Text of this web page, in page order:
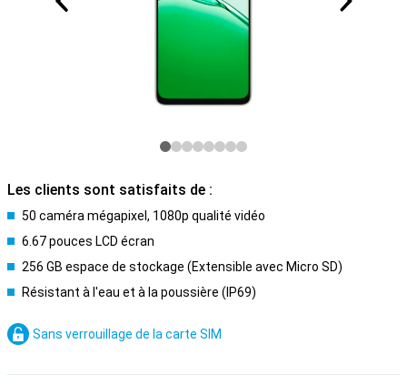
Les clients sont satisfaits de :
50 caméra mégapixel, 1080p qualité vidéo
6.67 pouces LCD écran
256 GB espace de stockage (Extensible avec Micro SD)
Résistant à l'eau et à la poussière (IP69)
Sans verrouillage de la carte SIM